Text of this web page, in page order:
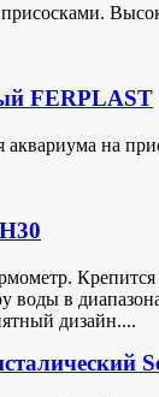
FERPLAST
на
воды в
дизайн....